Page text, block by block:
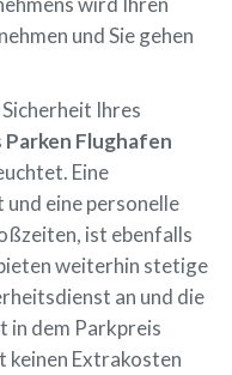
und Sie gehen
Ihres
Parken Flughafen
Eine
eine personelle
ist ebenfalls
weiterhin stetige
an und die
in dem Parkpreis
keinen Extrakosten